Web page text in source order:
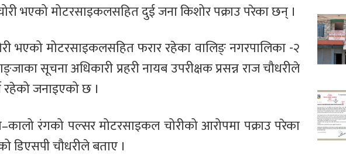
भएको मोटरसाइकलसहित दुई जना किशोर पक्राउ परेका छन् ।
भएको मोटरसाइकलसहित फरार रहेका वालिङ् नगरपालिका -२
सूचना अधिकारी प्रहरी नायब उपरीक्षक प्रसन्न राज चौधरीले
रहेको जनाइएको छ ।
रंगको पल्सर मोटरसाइकल चोरीको आरोपमा पक्राउ परेका
डिएसपी चौधरीले बताए ।